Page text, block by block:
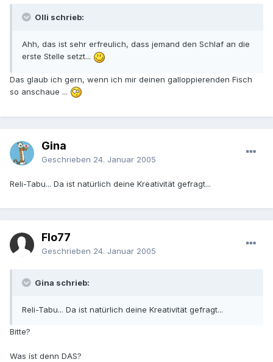
Olli schrieb:
Ahh, das ist sehr erfreulich, dass jemand den Schlaf an die
erste Stelle setzt...
Das glaub ich gern, wenn ich mir deinen galloppierenden Fisch
so anschaue ...
Gina
Geschrieben 24. Januar 2005
Reli-Tabu... Da ist natürlich deine Kreativität gefragt...
Flo77
Geschrieben 24. Januar 2005
Gina schrieb:
Reli-Tabu... Da ist natürlich deine Kreativität gefragt...
Bitte?
Was íst denn DAS?